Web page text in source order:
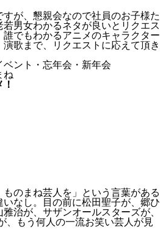
が、懇親会なので社員のお子様た
男女わかるネタが良いとリクエス
誰でもわかるアニメのキャラクター
歌まで、リクエストに応えて頂き
ント・忘年会・新年会
ね
ものまね芸人を」という言葉がある
なし。目の前に松田聖子が、郷ひ
治が、サザンオールスターズが、
、もう何人の一流お笑い芸人が見